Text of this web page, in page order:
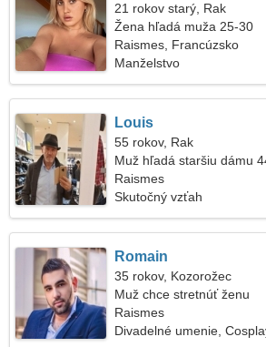
21 rokov starý, Rak
Žena hľadá muža 25-30
Raismes, Francúzsko
Manželstvo
Louis
55 rokov, Rak
Muž hľadá staršiu dámu
Raismes
Skutočný vzťah
Romain
35 rokov, Kozorožec
Muž chce stretnúť ženu
Raismes
Divadelné umenie,